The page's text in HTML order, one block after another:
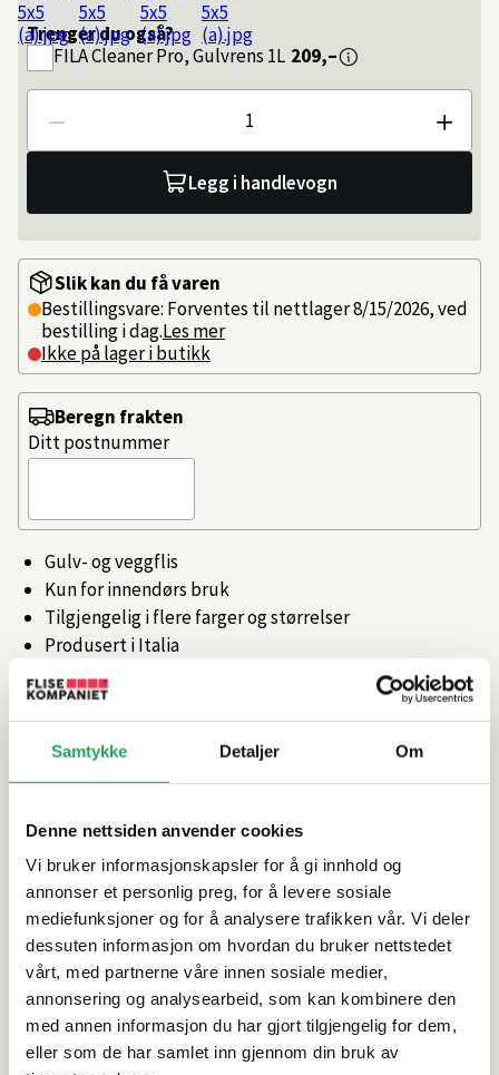
Samtykke Detaljer Om
Denne nettsiden anvender cookies
Vi bruker informasjonskapsler for å gi innhold og
annonser et personlig preg, for å levere sosiale
mediefunksjoner og for å analysere trafikken vår. Vi deler
dessuten informasjon om hvordan du bruker nettstedet
vårt, med partnerne våre innen sosiale medier,
annonsering og analysearbeid, som kan kombinere den
med annen informasjon du har gjort tilgjengelig for dem,
eller som de har samlet inn gjennom din bruk av
Trenger du også?
FILACleaner Pro, Gulvrens 1L 209,–
Antall
Legg i handlevogn
Slik kan du få varen
Bestillingsvare: Forventes til nettlager 8/15/2026, ved
bestilling i dag.Les mer
Ikke på lager i butikk
Gulv- og veggflis
Kun for innendørs bruk
Tilgjengelig i flere farger og størrelser
Produsert i Italia
Artikkelnr.101473259
Beregn frakten
Ditt postnummer
Produktinformasjon
Spesifikasjoner
Rengjøring og vedlikehold
Leveringsinformasjon
Dokumentasjon